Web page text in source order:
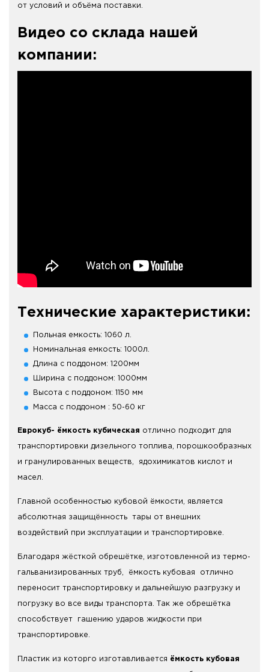
от условий и объёма поставки.
Видео со склада нашей
компании:
Технические характеристики:
Польная емкость: 1060 л.
Номинальная емкость: 1000л.
Длина с поддоном: 1200мм
Ширина с поддоном: 1000мм
Высота с поддоном: 1150 мм
Масса с поддоном : 50-60 кг
Еврокуб- ёмкость кубическая отлично подходит для
транспортировки дизельного топлива, порошкообразных
и гранулированных веществ, ядохимикатов кислот и
масел.
Главной особенностью кубовой ёмкости, является
абсолютная защищённость тары от внешних
воздействий при эксплуатации и транспортировке.
Благодаря жёсткой обрешётке, изготовленной из термо-
гальванизированных труб, ёмкость кубовая отлично
переносит транспортировку и дальнейшую разгрузку и
погрузку во все виды транспорта. Так же обрешётка
способствует гашению ударов жидкости при
транспортировке.
Пластик из которго изготавливается ёмкость кубовая